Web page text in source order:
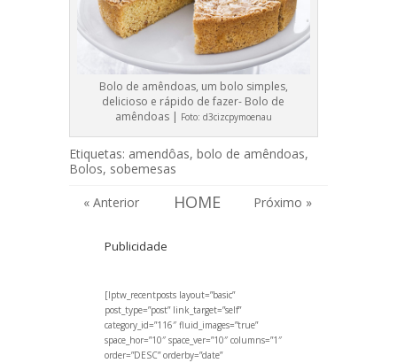
Bolo de amêndoas, um bolo simples,
delicioso e rápido de fazer- Bolo de
amêndoas | Foto: d3cizcpymoenau
Etiquetas: amendôas, bolo de amêndoas,
Bolos, sobemesas
« Anterior
HOME Próximo »
Publicidade
[lptw_recentposts layout=”basic”
post_type=”post” link_target=”self”
category_id=”116″ fluid_images=”true”
space_hor=”10″ space_ver=”10″ columns=”1″
order=”DESC” orderby=”date”